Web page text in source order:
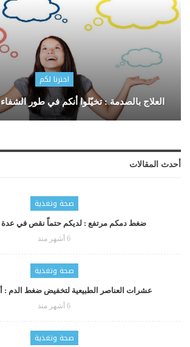
اخترنا لكم
العلاج بالصدمة : تخيّلوا أنكم في طور
أحدث المقالات
صحة وتغذية
ضغط دمكم مرتفع : لديكم حتماّ نقص في عدة
6 أشهر منذ
صحة وتغذية
عشرات العناصر الطبيعية لتخفيض ضغط الدم :
6 أشهر منذ
صحة وتغذية